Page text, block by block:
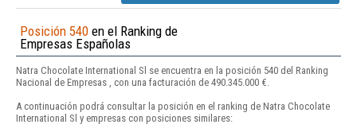
Posición 540 en el Ranking de
Empresas Españolas
Natra Chocolate International Sl se encuentra en la posición 540 del Ranking
Nacional de Empresas , con una facturación de 490.345.000 €.
A continuación podrá consultar la posición en el ranking de Natra Chocolate
International Sl y empresas con posiciones similares: